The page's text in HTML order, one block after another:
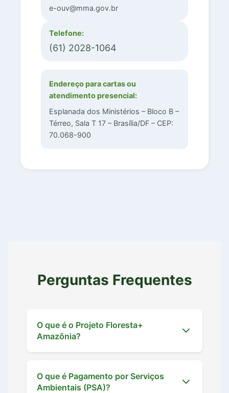
e-ouv@mma.gov.br
Telefone:
(61) 2028-1064
Endereço para cartas ou
atendimento presencial:
Esplanada dos Ministérios – Bloco B –
Térreo, Sala T 17 – Brasília/DF – CEP:
70.068-900
Perguntas Frequentes
O que é o Projeto Floresta+
Amazônia?
O que é Pagamento por Serviços
Ambientais (PSA)?